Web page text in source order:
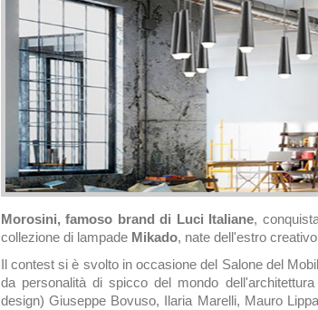
Morosini, famoso brand di Luci Italiane,
collezione di lampade Mikado, nate dell'estro
Il contest si è svolto in occasione del Salone del
da personalità di spicco del mondo
design) Giuseppe Bovuso, Ilaria Marelli, Mauro